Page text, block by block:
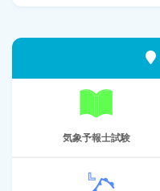
気象予報士試験